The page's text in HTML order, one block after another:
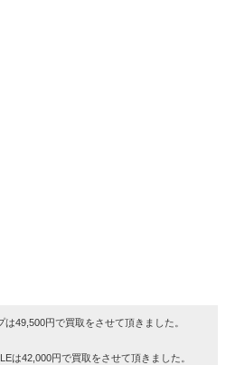
49,500円で買取をさせて頂きました。
は42,000円で買取をさせて頂きました。